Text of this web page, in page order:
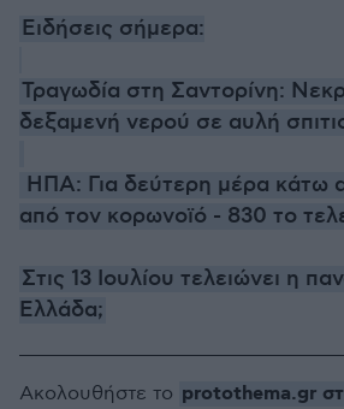
Ειδήσεις σήμερα:
Τραγωδία στη Σαντορίνη:
δεξαμενή νερού σε αυλή
ΗΠΑ: Για δεύτερη μέρα κάτω
από τον κορωνοϊό - 830 το
Στις 13 Ιουλίου τελειώνει η
Ελλάδα;
Ακολουθήστε το protothema.gr